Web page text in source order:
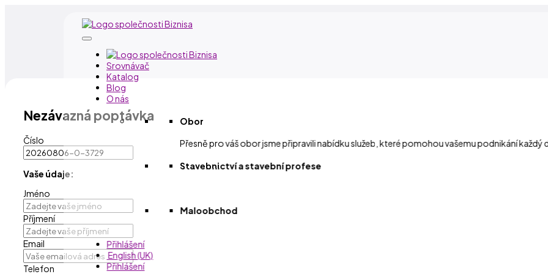
Srovnávač
Katalog
Blog
O nás
Obor
Přesně pro váš obor jsme připravili nabídku služeb, které pomohou vašemu podnikání každý
Stavebnictví a stavební profese
Maloobchod
Přihlášení
English (UK)
Přihlášení
Nezávazná poptávka
Číslo
Vaše údaje:
Jméno
Příjmení
Email
Telefon